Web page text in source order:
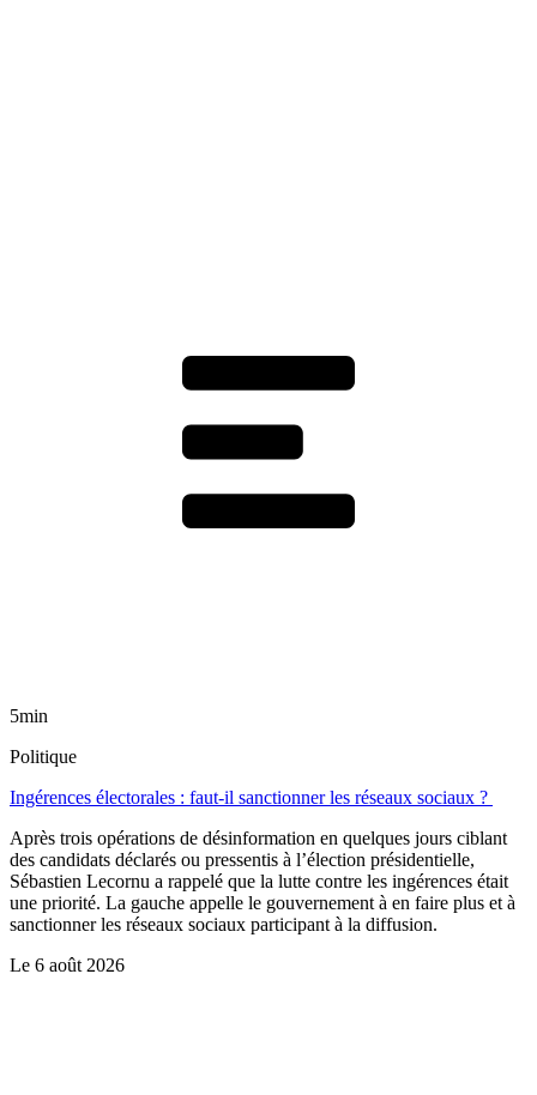
5min
Politique
Ingérences électorales : faut-il sanctionner les réseaux sociaux ?
Après trois opérations de désinformation en quelques jours ciblant
des candidats déclarés ou pressentis à l’élection présidentielle,
Sébastien Lecornu a rappelé que la lutte contre les ingérences était
une priorité. La gauche appelle le gouvernement à en faire plus et à
sanctionner les réseaux sociaux participant à la diffusion.
Le 6 août 2026